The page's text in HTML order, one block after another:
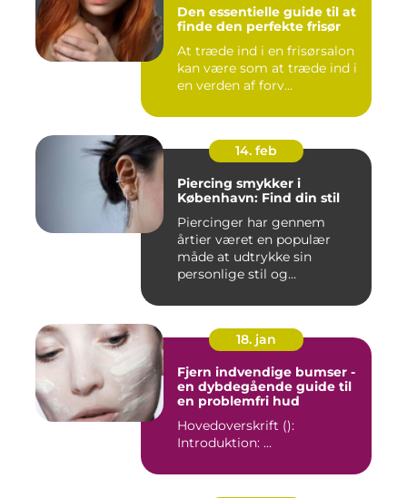
Den essentielle guide til at
finde den perfekte frisør
At træde ind i en frisørsalon
kan være som at træde ind i
en verden af forv...
14. feb
Piercing smykker i
København: Find din stil
Piercinger har gennem
årtier været en populær
måde at udtrykke sin
personlige stil og
18. jan
Fjern indvendige bumser -
en dybdegående guide til
en problemfri hud
Hovedoverskrift ():
Introduktion: ...